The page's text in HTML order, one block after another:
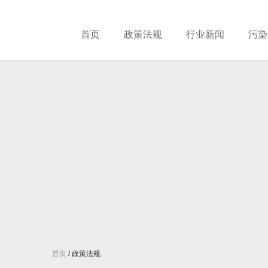
首页 政策法规 行业新闻 污
首页 /政策法规